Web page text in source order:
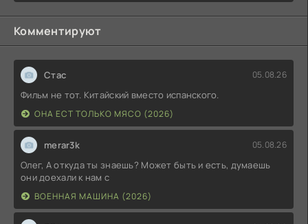
Комментируют
Стас 05.08.26
Фильм не тот. Китайский вместо испанского.
ОНА ЕСТ ТОЛЬКО МЯСО (2026)
merar3k 05.08.26
Олег, А откуда ты знаешь? Может быть и есть, думаешь
они доехали к нам с
ВОЕННАЯ МАШИНА (2026)